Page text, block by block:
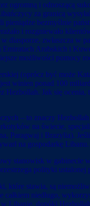
ogromną i odnoszącą
za granicą
bezmyślnie
i rozgniewało
zwłaszcza w
Arabskich i
możliwości pomocy
(oprócz być może
winien ponad 100
Hezbollah. Jak się
– to znaczy
na świecie,
Paragwaj i Brazylia).
na gospodarkę Libanu.
stanowisk w
polityki ustalonej
stawia, są
całkiem niedługo,
Libanie, dopóki